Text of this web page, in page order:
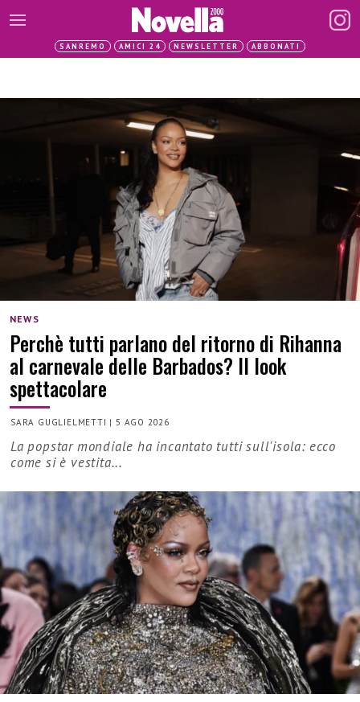
SANREMO AMICI 24 NEWSLETTER ABBONATI
NEWS
Perchè tutti parlano del ritorno di Rihanna
al carnevale delle Barbados? Il look
spettacolare
SARA GUGLIELMETTI |5 AGO 2026
La popstar mondiale ha incantato tutti sull'isola: ecco
come si è vestita...